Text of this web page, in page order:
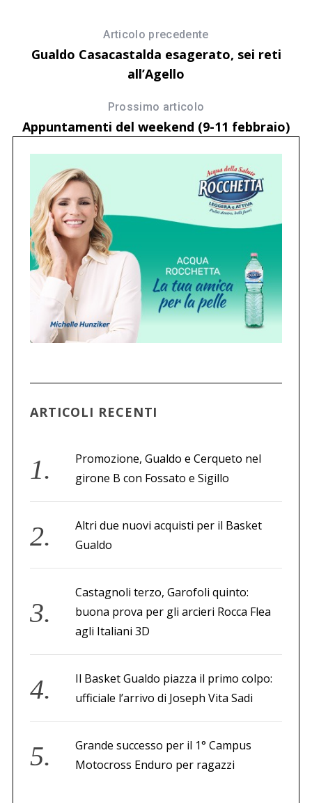
Articolo precedente
Gualdo Casacastalda esagerato, sei reti
all’Agello
Prossimo articolo
Appuntamenti del weekend (9-11 febbraio)
ARTICOLI RECENTI
Promozione, Gualdo e Cerqueto nel
girone B con Fossato e Sigillo
Altri due nuovi acquisti per il Basket
Gualdo
Castagnoli terzo, Garofoli quinto:
buona prova per gli arcieri Rocca Flea
agli Italiani 3D
Il Basket Gualdo piazza il primo colpo:
ufficiale l’arrivo di Joseph Vita Sadi
Grande successo per il 1° Campus
Motocross Enduro per ragazzi